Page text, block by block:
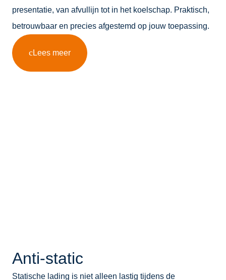
presentatie, van afvullijn tot in het koelschap. Praktisch,
betrouwbaar en precies afgestemd op jouw toepassing.
Lees meer
Anti-static
Statische lading is niet alleen lastig tijdens de